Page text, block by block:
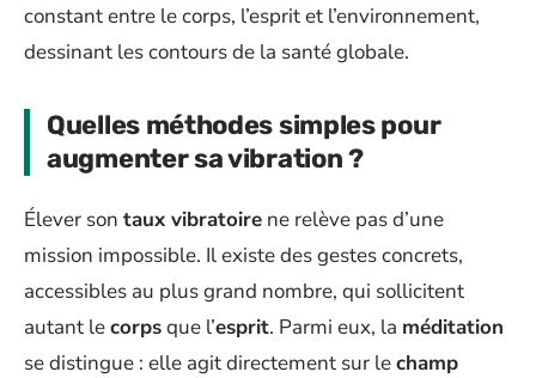
constant entre le corps, l’esprit et l’environnement,
dessinant les contours de la santé globale.
Quelles méthodes simples pour
augmenter sa vibration ?
Élever son taux vibratoire ne relève pas d’une
mission impossible. Il existe des gestes concrets,
accessibles au plus grand nombre, qui sollicitent
autant lecorpsque l’esprit. Parmi eux, la méditation
se distingue : elle agit directement sur lechamp